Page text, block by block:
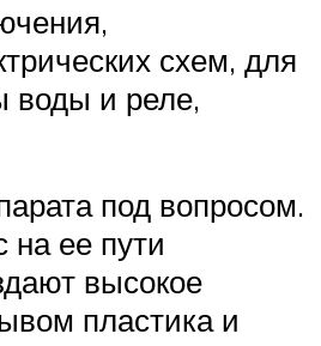
схем, для
воды и реле,
под вопросом.
на ее пути
высокое
пластика и